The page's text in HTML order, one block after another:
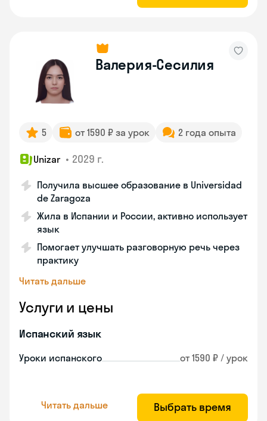
Валерия-Сесилия
5 от 1590 ₽ за урок 2 года опыта
Unizar • 2029 г.
Получила высшее образование в Universidad
de Zaragoza
Жила в Испании и России, активно использует
язык
Помогает улучшать разговорную речь через
практику
Читать дальше
Услуги и цены
Испанский язык
Уроки испанского от 1590 ₽ / урок
Читать дальше Выбрать время